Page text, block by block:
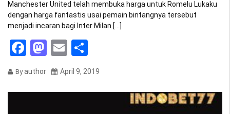
Manchester United telah membuka harga untuk Romelu Lukaku
dengan harga fantastis usai pemain bintangnya tersebut
menjadi incaran bagi Inter Milan […]
Facebook
Mastodon
Email
Byauthor April 9, 2019